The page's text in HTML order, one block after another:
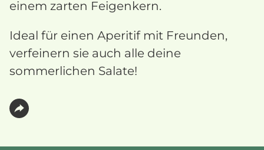
einem zarten Feigenkern.
Ideal für einen Aperitif mit Freunden,
verfeinern sie auch alle deine
sommerlichen Salate!